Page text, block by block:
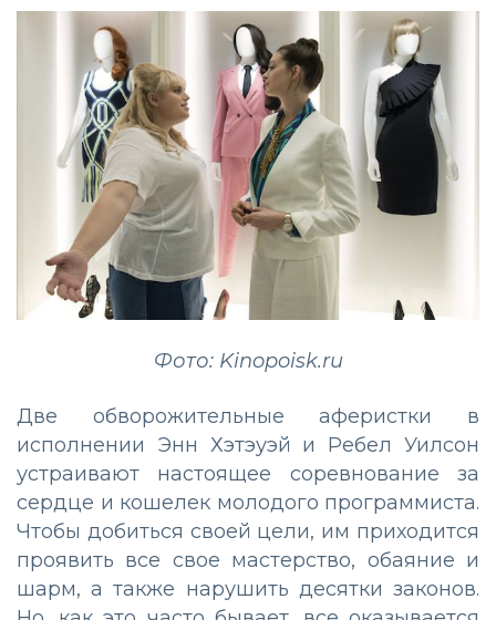
Фото: Kinopoisk.ru
Две обворожительные аферистки в
исполнении Энн Хэтэуэй и Ребел Уилсон
устраивают настоящее соревнование за
сердце и кошелек молодого программиста.
Чтобы добиться своей цели, им приходится
проявить все свое мастерство, обаяние и
шарм, а также нарушить десятки законов.